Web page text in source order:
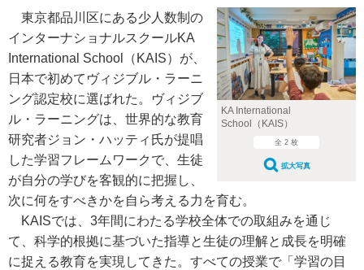
KA International
School（KAIS）
全 2 枚
拡大写真
東京都品川区にある少人数制の
インターナショナルスクールKA
International School（KAIS）が、
日本で初めてヴィジブル・ラーニ
ング認定校に選ばれた。ヴィジブ
ル・ラーニングは、世界的な教育
研究者ジョン・ハッティ氏が提唱
した学習フレームワークで、生徒
が自分の学びを客観的に把握し、
次に何をすべきかを自ら考える力を育む。
KAISでは、3年間にわたる学校全体での取組みを通じ
て、科学的根拠に基づいた指導と生徒の理解と成長を明確
に捉える教育を実現してきた。すべての授業で「学習の目